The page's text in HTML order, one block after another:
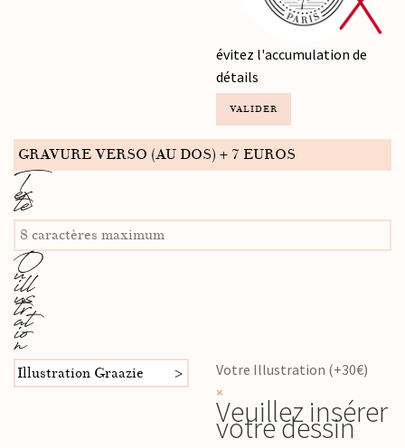
évitez l'accumulation de
détails
VALIDER
GRAVURE VERSO (AU DOS) + 7 EUROS
T
ex
te
O
u
ill
us
tr
at
io
n
Illustration Graazie
Votre Illustration (+30€)
×
Veuillez insérer
votre dessin